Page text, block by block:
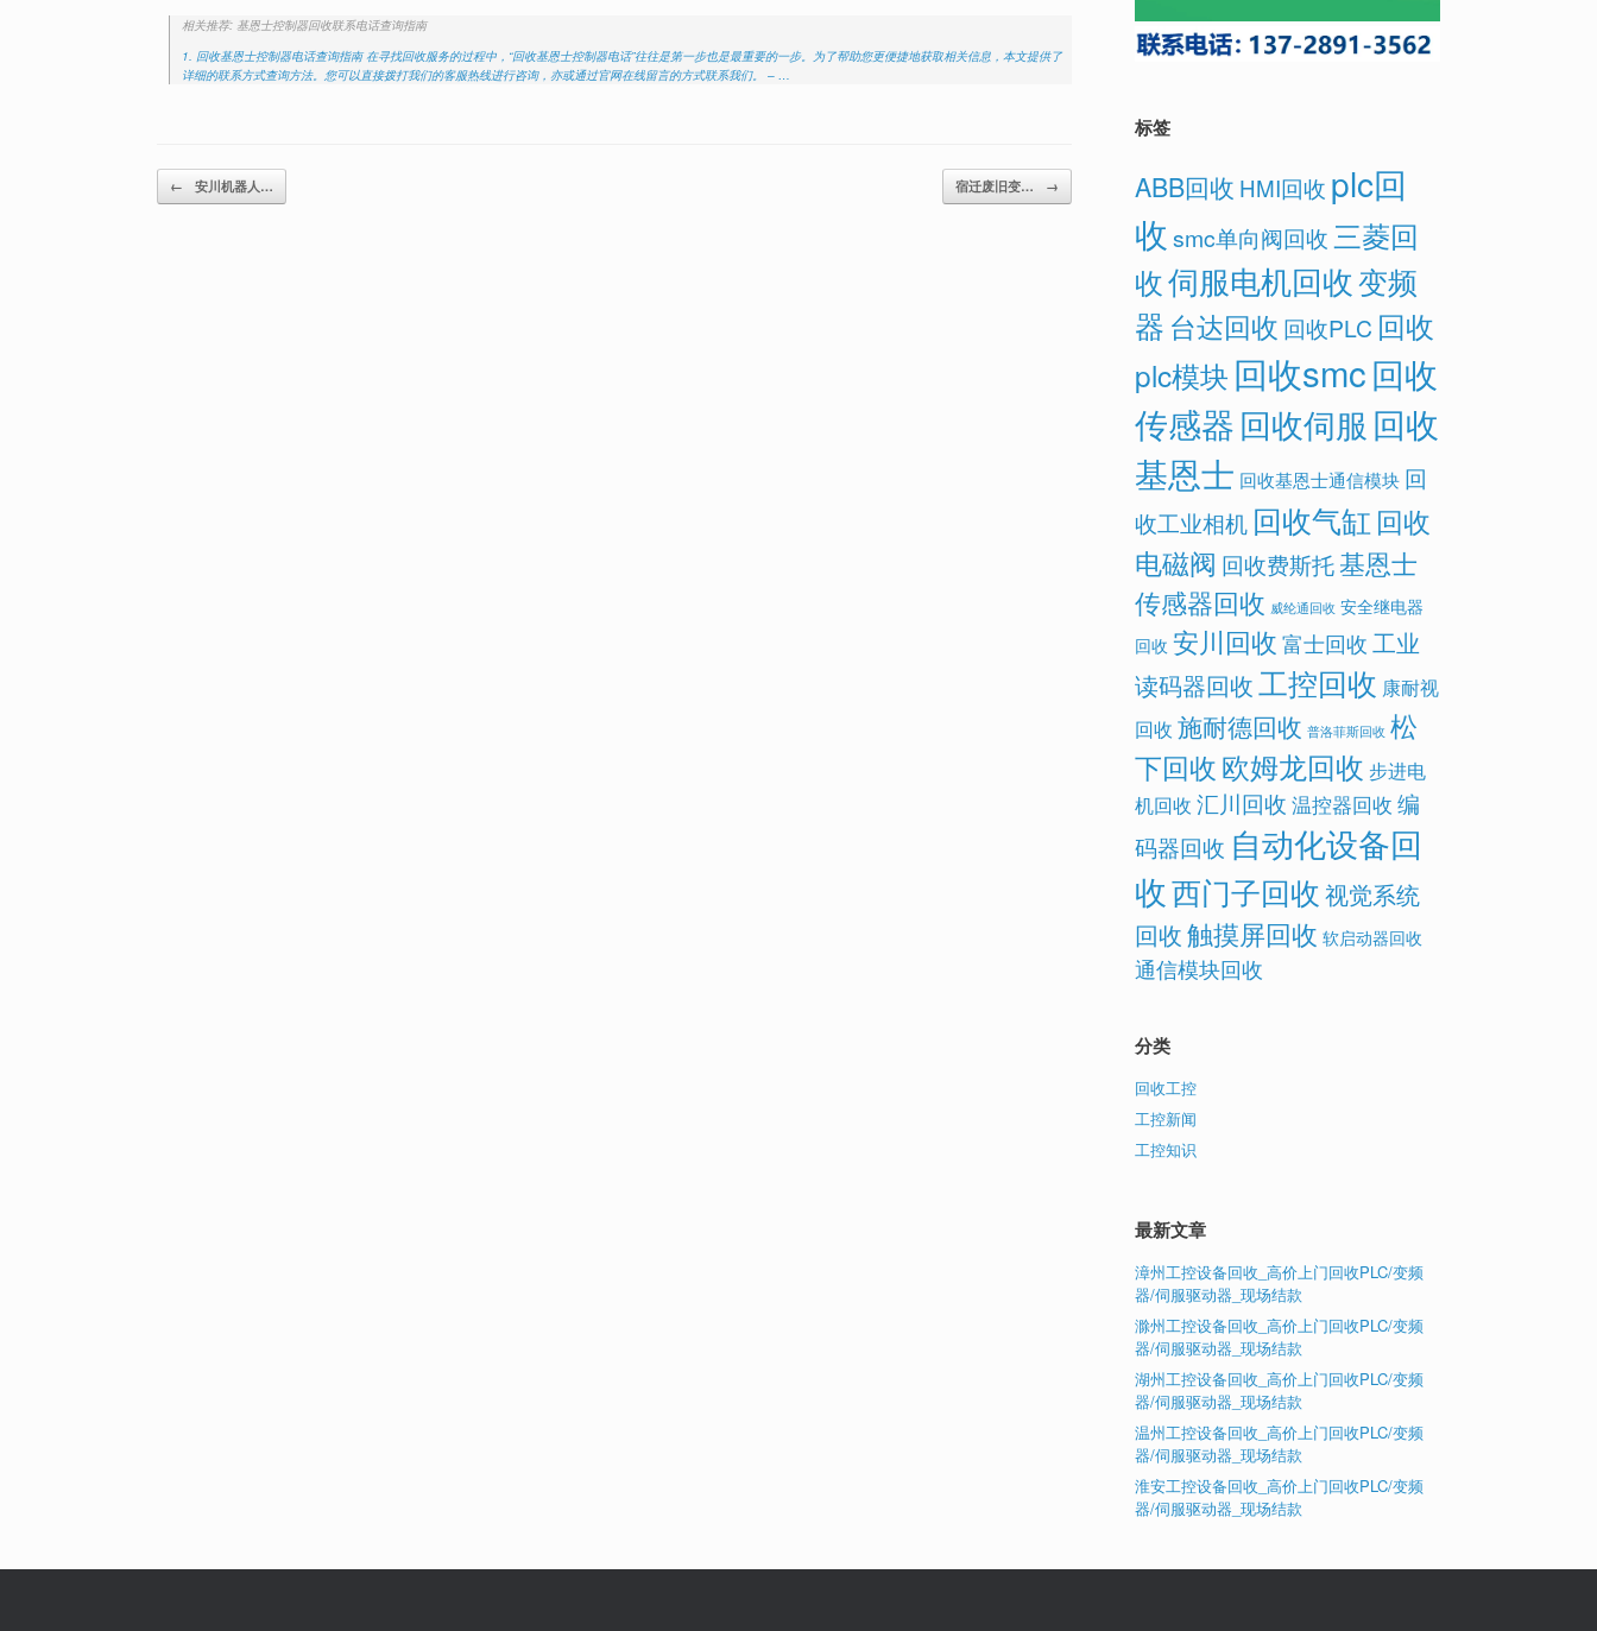
相关推荐: 基恩士控制器回收联系电话查询指南
1. 回收基恩士控制器电话查询指南 在寻找回收服务的过程中，“回收基恩士控制器电话”往往是第一步也是最重要的一步。为了帮助您更便捷地获取相关信息，本文提供了
详细的联系方式查询方法。您可以直接拨打我们的客服热线进行咨询，亦或通过官网在线留言的方式联系我们。 – …
Post navigation
← 安川机器人… 宿迁废旧变… →
标签
ABB回收 HMI回收 plc回
收 smc单向阀回收三菱回
收伺服电机回收变频
器 台达回收 回收PLC 回收
plc模块 回收smc回收
传感器回收伺服 回收
基恩士 回收基恩士通信模块 回
收工业相机 回收气缸 回收
电磁阀 回收费斯托基恩士
传感器回收 威纶通回收 安全继电器
回收 安川回收 富士回收 工业
读码器回收工控回收 康耐视
回收 施耐德回收 普洛菲斯回收 松
下回收欧姆龙回收 步进电
机回收 汇川回收 温控器回收 编
码器回收 自动化设备回
收西门子回收视觉系统
回收触摸屏回收 软启动器回收
通信模块回收
分类
回收工控
工控新闻
工控知识
最新文章
漳州工控设备回收_高价上门回收PLC/变频
器/伺服驱动器_现场结款
滁州工控设备回收_高价上门回收PLC/变频
器/伺服驱动器_现场结款
湖州工控设备回收_高价上门回收PLC/变频
器/伺服驱动器_现场结款
温州工控设备回收_高价上门回收PLC/变频
器/伺服驱动器_现场结款
淮安工控设备回收_高价上门回收PLC/变频
器/伺服驱动器_现场结款